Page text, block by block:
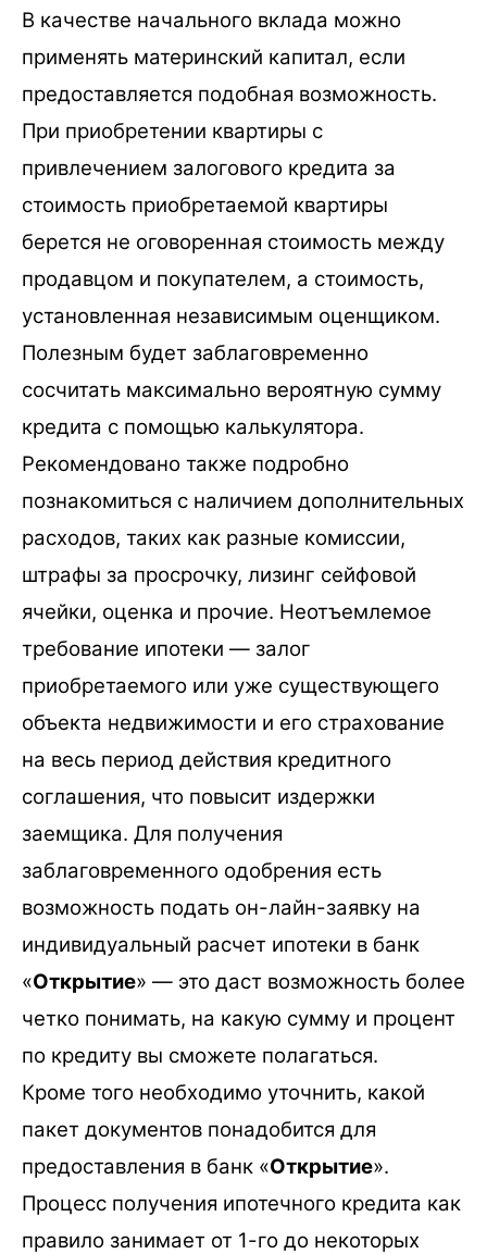
В качестве начального вклада можно
применять материнский капитал, если
предоставляется подобная возможность.
При приобретении квартиры с
привлечением залогового кредита за
стоимость приобретаемой квартиры
берется не оговоренная стоимость между
продавцом и покупателем, а стоимость,
установленная независимым оценщиком.
Полезным будет заблаговременно
сосчитать максимально вероятную сумму
кредита с помощью калькулятора.
Рекомендовано также подробно
познакомиться с наличием дополнительных
расходов, таких как разные комиссии,
штрафы за просрочку, лизинг сейфовой
ячейки, оценка и прочие. Неотъемлемое
требование ипотеки — залог
приобретаемого или уже существующего
объекта недвижимости и его страхование
на весь период действия кредитного
соглашения, что повысит издержки
заемщика. Для получения
заблаговременного одобрения есть
возможность подать он-лайн-заявку на
индивидуальный расчет ипотеки в банк
«Открытие» — это даст возможность более
четко понимать, на какую сумму и процент
по кредиту вы сможете полагаться.
Кроме того необходимо уточнить, какой
пакет документов понадобится для
предоставления в банк «Открытие».
Процесс получения ипотечного кредита как
правило занимает от 1-го до некоторых